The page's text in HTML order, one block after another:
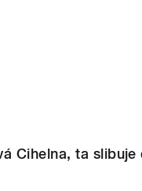
Cihelna, ta slibuje